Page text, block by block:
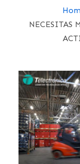
NECESITAS